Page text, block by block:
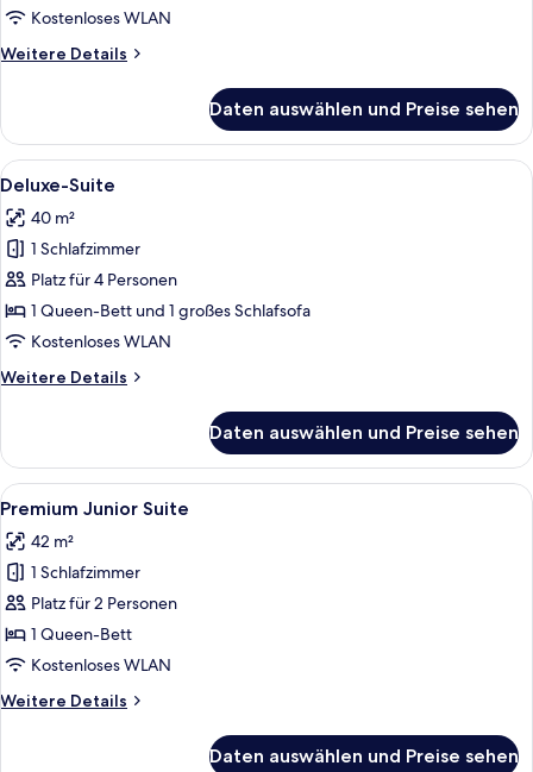
Kostenloses WLAN
Weitere Details
Weitere
Zimmer
Daten auswählen und Preise sehen
Alle
Fotos
für
Deluxe-
Suite
anzeigen
Ein modernes Wohnzimmer mit
5
Deluxe-Suite
40 m²
1 Schlafzimmer
Platz für 4 Personen
1 Queen-Bett und 1 großes Schlafsofa
Kostenloses WLAN
Weitere Details
Weitere
Suite
Daten auswählen und Preise sehen
Alle
Fotos
für
Premium
Junior
Suite
anzeigen
Ein modernes Hotelzimmer mit Bett,
5
Premium Junior Suite
42 m²
1 Schlafzimmer
Platz für 2 Personen
1 Queen-Bett
Kostenloses WLAN
Weitere Details
Weitere
Daten auswählen und Preise sehen